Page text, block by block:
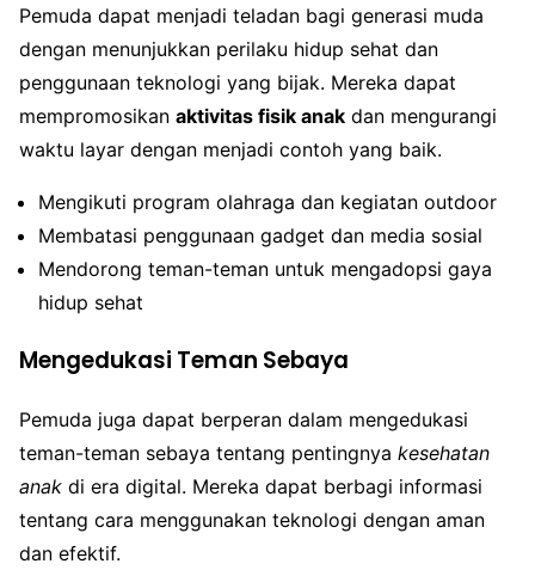
Pemuda dapat menjadi teladan bagi generasi muda
dengan menunjukkan perilaku hidup sehat dan
penggunaan teknologi yang bijak. Mereka dapat
mempromosikan aktivitas fisik anak dan mengurangi
waktu layar dengan menjadi contoh yang baik.
Mengikuti program olahraga dan kegiatan outdoor
Membatasi penggunaan gadget dan media sosial
Mendorong teman-teman untuk mengadopsi gaya
hidup sehat
Mengedukasi Teman Sebaya
Pemuda juga dapat berperan dalam mengedukasi
teman-teman sebaya tentang pentingnya kesehatan
anak di era digital. Mereka dapat berbagi informasi
tentang cara menggunakan teknologi dengan aman
dan efektif.